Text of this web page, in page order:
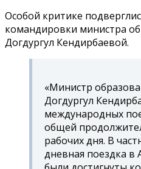
Особой критике
командировки министра
Догдургул Кендирбаевой.
«Министр
Догдургул
международных
общей
рабочих дня. В
дневная поездка в